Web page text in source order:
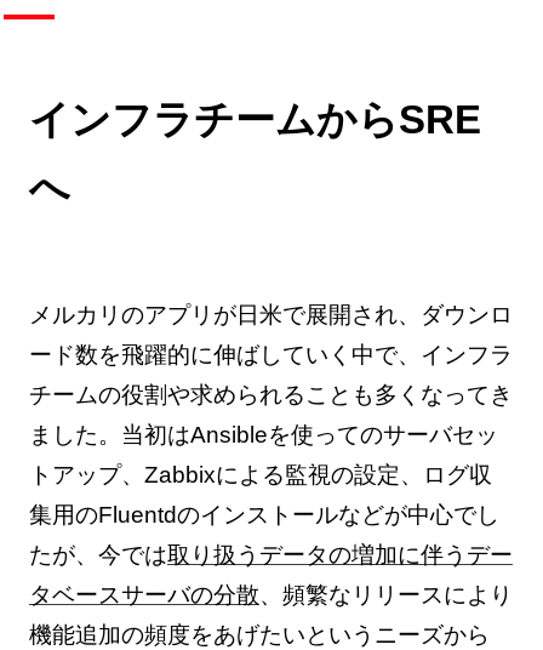
インフラチームからSRE
へ
メルカリのアプリが日米で展開され、ダウンロ
ード数を飛躍的に伸ばしていく中で、インフラ
チームの役割や求められることも多くなってき
ました。当初はAnsibleを使ってのサーバセッ
トアップ、Zabbixによる監視の設定、ログ収
集用のFluentdのインストールなどが中心でし
たが、今では取り扱うデータの増加に伴うデー
タベースサーバの分散、頻繁なリリースにより
機能追加の頻度をあげたいというニーズから